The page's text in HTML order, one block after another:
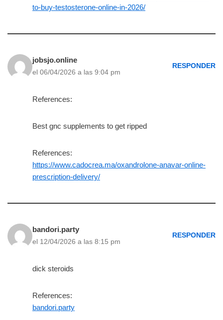
to-buy-testosterone-online-in-2026/
jobsjo.online
el 06/04/2026 a las 9:04 pm
RESPONDER
References:
Best gnc supplements to get ripped
References:
https://www.cadocrea.ma/oxandrolone-anavar-online-
prescription-delivery/
bandori.party
el 12/04/2026 a las 8:15 pm
RESPONDER
dick steroids
References:
bandori.party